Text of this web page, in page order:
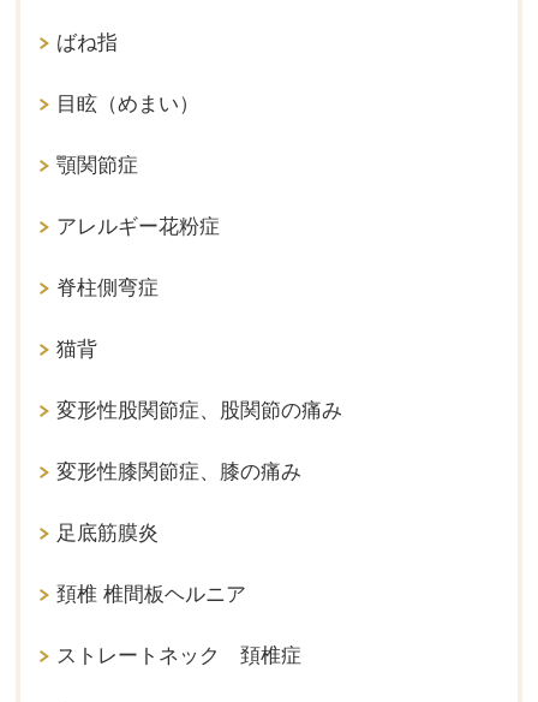
ばね指
目眩（めまい）
顎関節症
アレルギー花粉症
脊柱側弯症
猫背
変形性股関節症、股関節の痛み
変形性膝関節症、膝の痛み
足底筋膜炎
頚椎 椎間板ヘルニア
ストレートネック 頚椎症